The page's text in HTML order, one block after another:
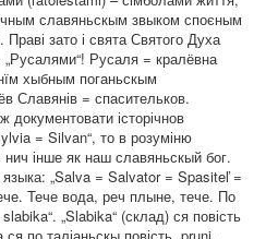
славяньскым звыком споєным
зато і свята Святого Духа
Русаля = кралёвна
хыбным поганьскым
Славянів = спасительков.
документовати історічнов
= Silvan“, то в розуміню
інше як наш славяньскый бог.
„Salva = Salvator = Spasiteľ =
Тече вода, реч плыне, тече. По
„Slabika“ (склад) ся повість